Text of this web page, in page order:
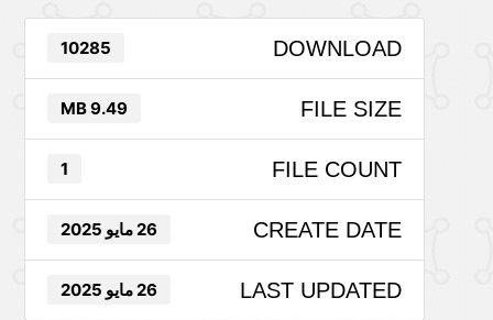
DOWNLOAD
10285
FILE SIZE
9.49 MB
FILE COUNT
1
CREATE DATE 26 مايو 2025
LAST UPDATED 26 مايو 2025